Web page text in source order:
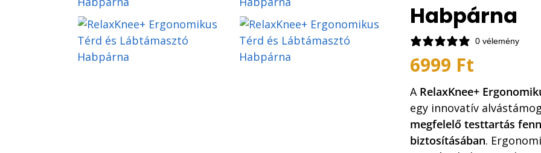
Habpárna
0 vélemény
6999 Ft
A RelaxKnee+
egy innovatív
megfelelő testtartás
biztosításában.